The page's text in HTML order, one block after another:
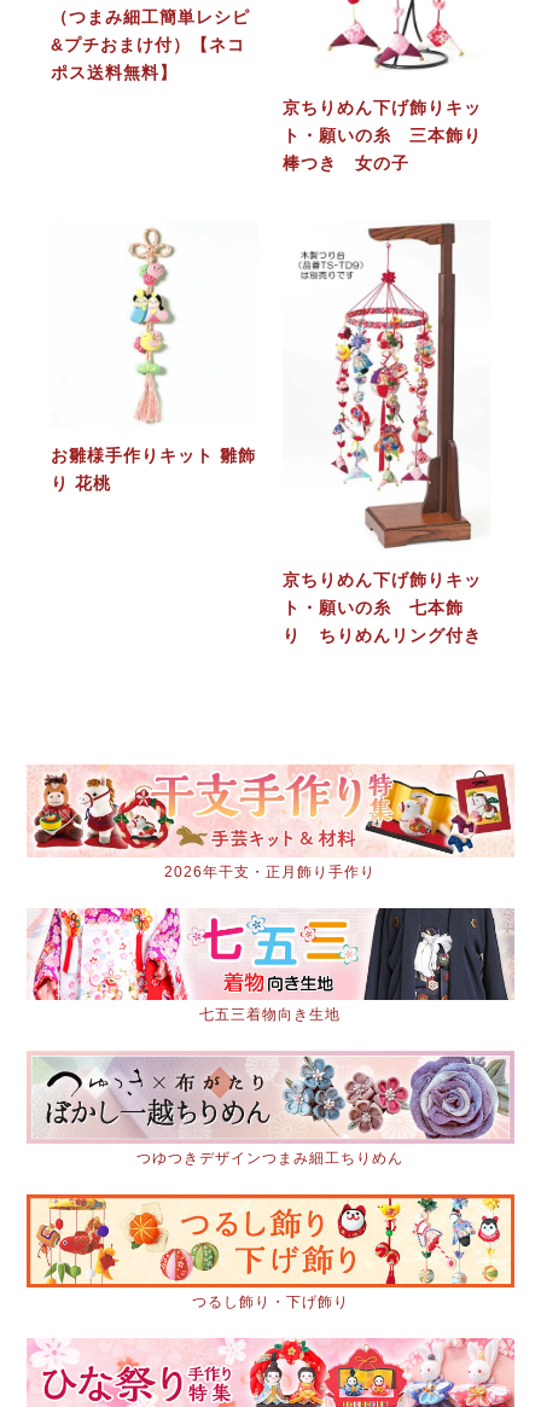
（つまみ細工簡単レシピ
&プチおまけ付）【ネコ
ポス送料無料】
京ちりめん下げ飾りキッ
ト・願いの糸 三本飾り
棒つき 女の子
お雛様手作りキット 雛飾
り 花桃
京ちりめん下げ飾りキッ
ト・願いの糸 七本飾
り ちりめんリング付き
2026年干支・正月飾り手作り
七五三着物向き生地
つゆつきデザインつまみ細工ちりめん
つるし飾り・下げ飾り